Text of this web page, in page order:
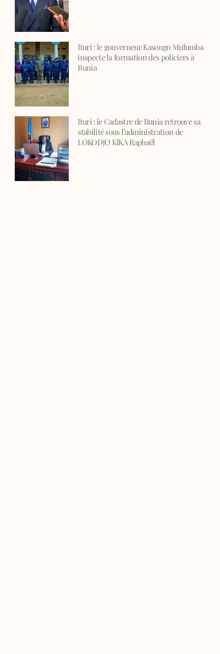
Ituri : le gouverneur Kasongo Mulumba
inspecte la formation des policiers à
Bunia
Ituri : le Cadastre de Bunia retrouve sa
stabilité sous l’administration de
LOKODJO KIKA Raphaël